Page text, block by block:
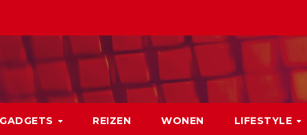
GADGETS REIZEN WONEN LIFESTYLE